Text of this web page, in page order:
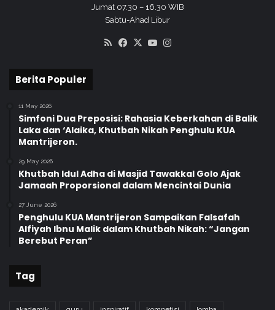
Jumat 07.30 – 16.30 WIB
Sabtu-Ahad Libur
RSS Facebook
X YouTube
Berita Populer
11 May 2026
Simfoni Dua Preposisi: Rahasia Keberkahan di Balik
Laka dan ‘Alaika, Khutbah Nikah Penghulu KUA
Mantrijeron.
29 May 2026
Khutbah Idul Adha di Masjid Tawakkal Golo Ajak
Jamaah Proporsional dalam Mencintai Dunia
27 June 2026
Penghulu KUA Mantrijeron Sampaikan Falsafah
Alfiyah Ibnu Malik dalam Khutbah Nikah: “Jangan
Berebut Peran”
Tag